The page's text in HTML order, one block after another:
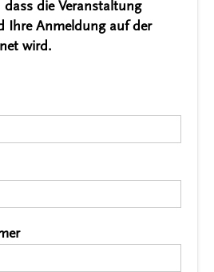
dass die Veranstaltung
Ihre Anmeldung auf der
wird.
*